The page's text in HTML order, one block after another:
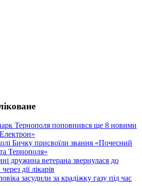
Тернополя поповнився ще 8 новими
Бичку присвоїли звання «Почесний
Тернополя»
дружина ветерана звернулася до
дії лікарів
засудили за крадіжку газу під час